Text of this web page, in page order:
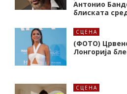
Антонио
блиската
СЦЕНА
(ФОТО)
Лонгорија
СЦЕНА